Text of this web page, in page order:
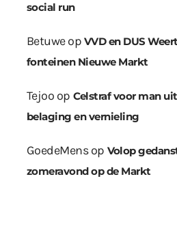
social run
Betuweop VVD en DUS
fonteinen Nieuwe Markt
Tejoo op Celstraf voor man
belaging en vernieling
GoedeMensop Volop
zomeravond op de Markt